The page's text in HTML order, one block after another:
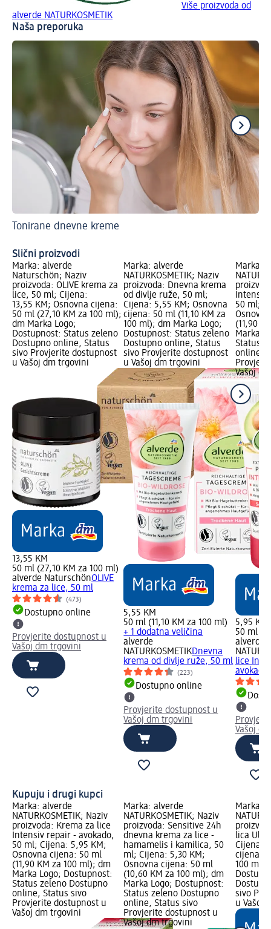
Više proizvoda od
alverde NATURKOSMETIK
Naša preporuka
Tonirane dnevne kreme
Slični proizvodi
Marka: alverde
Naturschön; Naziv
proizvoda: OLIVE krema za
lice, 50 ml; Cijena:
13,55 KM; Osnovna cijena:
50 ml (27,10 KM za 100 ml);
dm Marka Logo;
Dostupnost: Status zeleno
Dostupno online, Status
sivo Provjerite dostupnost
u Vašoj dm trgovini
13,55 KM
50 ml (27,10 KM za 100 ml)
alverde NaturschönOLIVE
krema za lice, 50 ml
(473)
Dostupno online
Provjerite dostupnost u
Vašoj dm trgovini
Marka: alverde
NATURKOSMETIK; Naziv
proizvoda: Dnevna krema
od divlje ruže, 50 ml;
Cijena: 5,55 KM; Osnovna
cijena: 50 ml (11,10 KM za
100 ml); dm Marka Logo;
Dostupnost: Status zeleno
Dostupno online, Status
sivo Provjerite dostupnost
u Vašoj dm trgovini
5,55 KM
50 ml (11,10 KM za 100 ml)
+ 1 dodatna veličina
alverde
NATURKOSMETIKDnevna
krema od divlje ruže, 50 ml
(223)
Dostupno online
Provjerite dostupnost u
Vašoj dm trgovini
Marka:
Intensiv
50 ml;
(11,90
Marka
Status
online,
Vašoj
5,95 KM
50 ml
alverde
lice
Vašoj
Kupuju i drugi kupci
Marka: alverde
NATURKOSMETIK; Naziv
proizvoda: Krema za lice
Intensiv repair - avokado,
50 ml; Cijena: 5,95 KM;
Osnovna cijena: 50 ml
(11,90 KM za 100 ml); dm
Marka Logo; Dostupnost:
Status zeleno Dostupno
online, Status sivo
Provjerite dostupnost u
Vašoj dm trgovini
Marka: alverde
NATURKOSMETIK; Naziv
proizvoda: Sensitive 24h
dnevna krema za lice -
hamamelis i kamilica, 50
ml; Cijena: 5,30 KM;
Osnovna cijena: 50 ml
(10,60 KM za 100 ml); dm
Marka Logo; Dostupnost:
Status zeleno Dostupno
online, Status sivo
Provjerite dostupnost u
Vašoj dm trgovini
Marka:
lica
Cijena:
cijena:
100 ml);
sivo
u Vašoj